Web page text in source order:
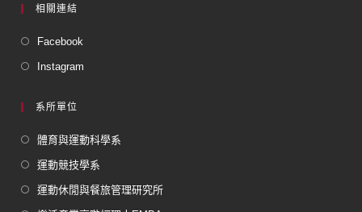
相關連結
Facebook
Instagram
系所單位
體育與運動科學系
運動競技學系
運動休閒與餐旅管理研究所